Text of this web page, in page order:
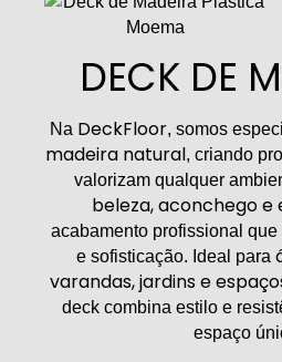
DECK DE
Na DeckFloor, somos
madeira natural, criando
valorizam qualquer
beleza, aconchego e
acabamento profissional
e sofisticação. Ideal para
varandas, jardins e
deck combina estilo e
espaço